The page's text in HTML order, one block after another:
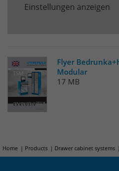
Einstellungen anzeigen
Flyer
Modular
17 MB
Home Products Drawer cabinet systems
Name _pk_testcookie
Laufzeit
Zweck
Das Cookie